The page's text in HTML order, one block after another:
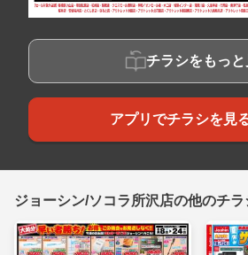
チラシをもっと
アプリでチラシを見
ジョーシン/ソコラ所沢店の他のチラ